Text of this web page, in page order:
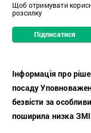
Щоб отримувати
розсилку
Підписатися
Інформація про
посаду
безвісти за
поширила низка ЗМІ,